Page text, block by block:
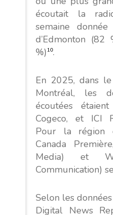
écoutait la
semaine
d’Edmonton
%) 10.
En 2025, dans
Montréal, les
écoutées
Cogeco, et ICI
Pour la région
Canada
Media) et
Communication)
Selon les
Digital News